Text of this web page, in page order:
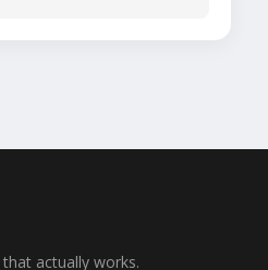
actually works.